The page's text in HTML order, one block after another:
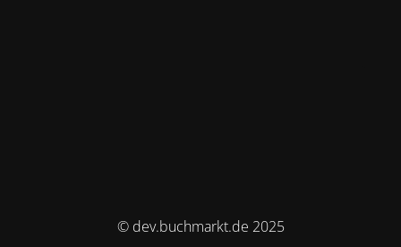
© dev.buchmarkt.de 2025